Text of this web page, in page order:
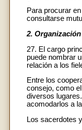
Para procurar
consultarse
2.
27. El cargo
puede nombrar
relación a los
Entre los
consejo, como
diversos
acomodarlos a
Los sacerdotes